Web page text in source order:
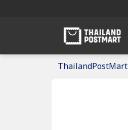
ThailandPostMart